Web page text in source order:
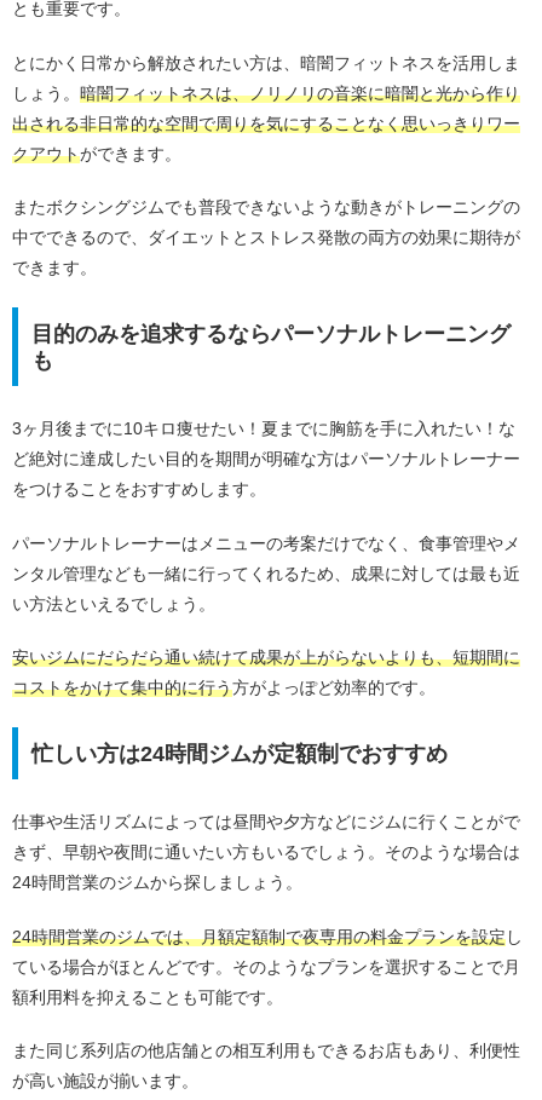
とも重要です。
とにかく日常から解放されたい方は、暗闇フィットネスを活用しま
しょう。 暗闇フィットネスは、ノリノリの音楽に暗闇と光から作り
出される非日常的な空間で周りを気にすることなく思いっきりワー
クアウトができます。
またボクシングジムでも普段できないような動きがトレーニングの
中でできるので、ダイエットとストレス発散の両方の効果に期待が
できます。
目的のみを追求するならパーソナルトレーニング
も
3ヶ月後までに10キロ痩せたい！夏までに胸筋を手に入れたい！な
ど絶対に達成したい目的を期間が明確な方はパーソナルトレーナー
をつけることをおすすめします。
パーソナルトレーナーはメニューの考案だけでなく、食事管理やメ
ンタル管理なども一緒に行ってくれるため、成果に対しては最も近
い方法といえるでしょう。
安いジムにだらだら通い続けて成果が上がらないよりも、短期間に
コストをかけて集中的に行う方がよっぽど効率的です。
忙しい方は24時間ジムが定額制でおすすめ
仕事や生活リズムによっては昼間や夕方などにジムに行くことがで
きず、早朝や夜間に通いたい方もいるでしょう。そのような場合は
24時間営業のジムから探しましょう。
24時間営業のジムでは、月額定額制で夜専用の料金プランを設定し
ている場合がほとんどです。そのようなプランを選択することで月
額利用料を抑えることも可能です。
また同じ系列店の他店舗との相互利用もできるお店もあり、利便性
が高い施設が揃います。